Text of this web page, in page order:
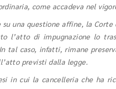
come accadeva nel
una questione affine, la
l’atto di impugnazione lo
tal caso, infatti, rimane
previsti dalla legge.
in cui la cancelleria che ha